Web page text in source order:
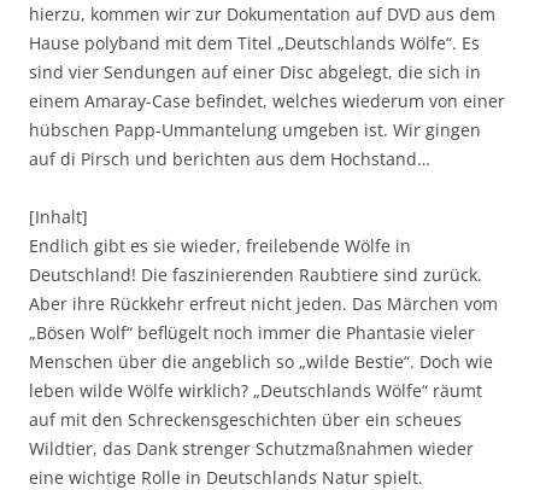
hierzu, kommen wir zur Dokumentation auf DVD aus dem
Hause polyband mit dem Titel „Deutschlands Wölfe“. Es
sind vier Sendungen auf einer Disc abgelegt, die sich in
einem Amaray-Case befindet, welches wiederum von einer
hübschen Papp-Ummantelung umgeben ist. Wir gingen
auf di Pirsch und berichten aus dem Hochstand…
[Inhalt]
Endlich gibt es sie wieder, freilebende Wölfe in
Deutschland! Die faszinierenden Raubtiere sind zurück.
Aber ihre Rückkehr erfreut nicht jeden. Das Märchen vom
„Bösen Wolf“ beflügelt noch immer die Phantasie vieler
Menschen über die angeblich so „wilde Bestie“. Doch wie
leben wilde Wölfe wirklich? „Deutschlands Wölfe“ räumt
auf mit den Schreckensgeschichten über ein scheues
Wildtier, das Dank strenger Schutzmaßnahmen wieder
eine wichtige Rolle in Deutschlands Natur spielt.